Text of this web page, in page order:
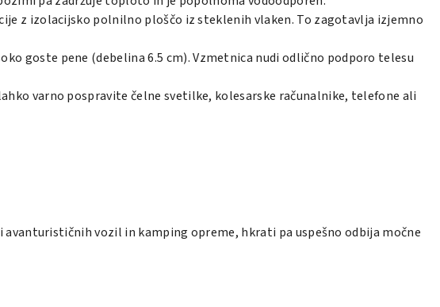
z izolacijsko polnilno ploščo iz steklenih vlaken. To zagotavlja izjemno
goste pene (debelina 6.5 cm). Vzmetnica nudi odlično podporo telesu
varno pospravite čelne svetilke, kolesarske računalnike, telefone ali
vozil in kamping opreme, hkrati pa uspešno odbija močne